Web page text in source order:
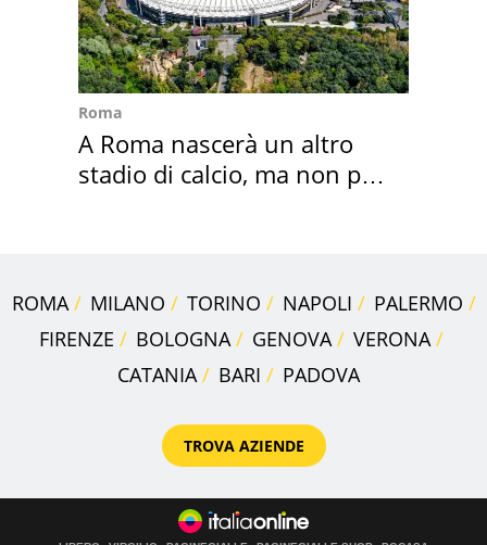
Roma
A Roma nascerà un altro
stadio di calcio, ma non per
ROMA MILANO TORINO NAPOLI
PALERMO
FIRENZE
BOLOGNA GENOVA
VERONA
CATANIA
BARI PADOVA
TROVA AZIENDE